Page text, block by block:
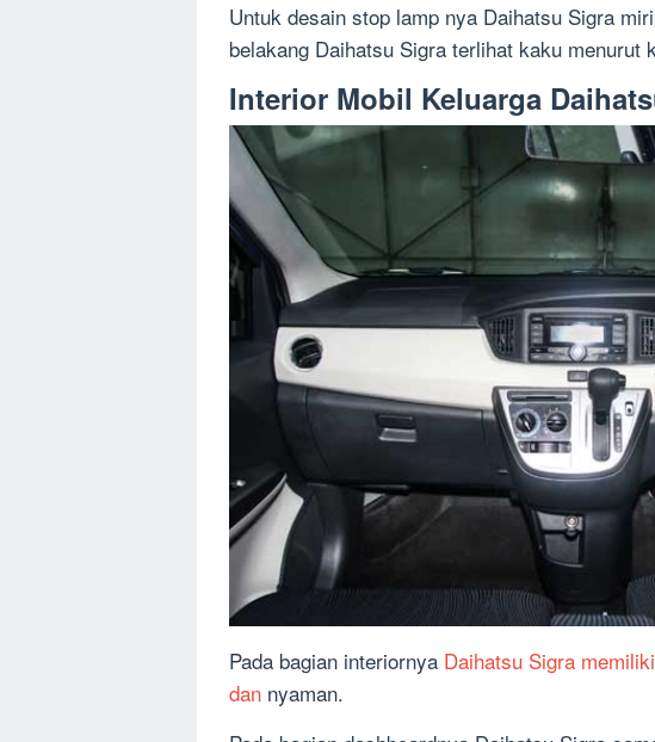
Untuk desain stop lamp nya Daihatsu Sigra
belakang Daihatsu Sigra terlihat kaku menurut
Interior Mobil Keluarga
Pada bagian interiornya Daihatsu Sigra
dan nyaman.